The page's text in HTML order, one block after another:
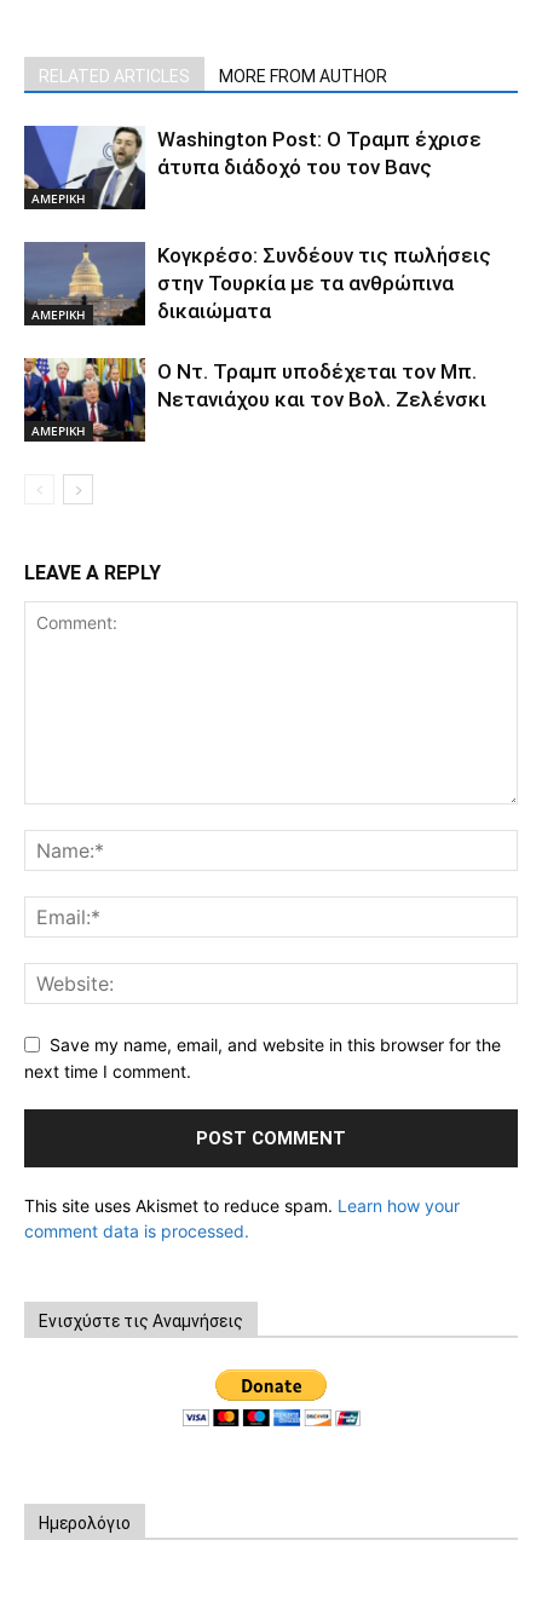
RELATED ARTICLES MORE FROM AUTHOR
ΑΜΕΡΙΚΗ
Washington Post: Ο Τραμπ έχρισε
άτυπα διάδοχό του τον Βανς
ΑΜΕΡΙΚΗ
Κογκρέσο: Συνδέουν τις πωλήσεις
στην Τουρκία με τα ανθρώπινα
δικαιώματα
ΑΜΕΡΙΚΗ
Ο Ντ. Τραμπ υποδέχεται τον Μπ.
Νετανιάχου και τον Βολ. Ζελένσκι
LEAVE A REPLY
Save my name, email, and website in this browser for the
next time I comment.
This site uses Akismet to reduce spam. Learn how your
comment data is processed.
Ενισχύστε τις Αναμνήσεις
Ημερολόγιο